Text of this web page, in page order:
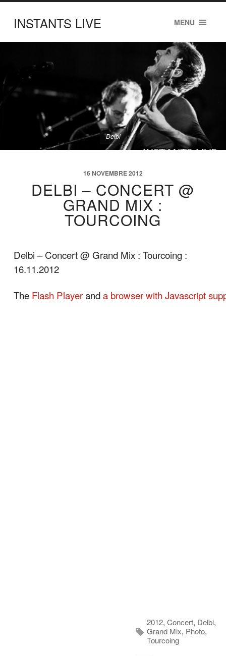
INSTANTS LIVE MENU
Delbi
16 NOVEMBRE 2012
DELBI – CONCERT @
GRAND MIX :
TOURCOING
Delbi – Concert @ Grand Mix : Tourcoing :
16.11.2012
The Flash Playeranda browser with Javascript
2012, Concert, Delbi,
Grand Mix, Photo,
Tourcoing